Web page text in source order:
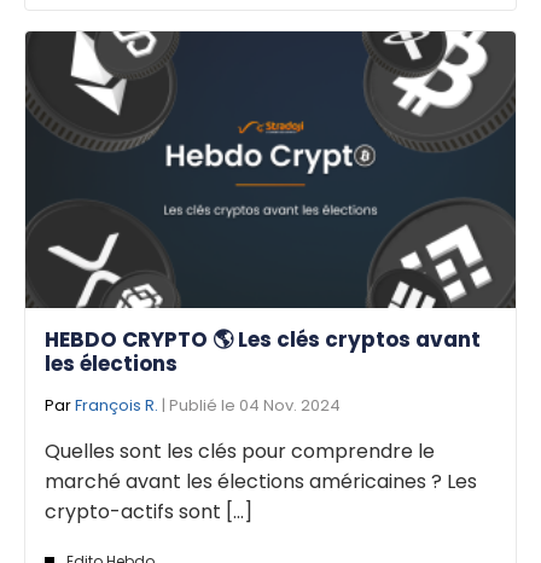
HEBDO CRYPTO 🌎 Les clés cryptos avant
les élections
ParFrançois R. | Publié le 04 Nov. 2024
Quelles sont les clés pour comprendre le
marché avant les élections américaines ? Les
crypto-actifs sont [...]